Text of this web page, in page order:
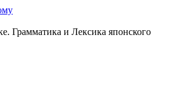
Грамматика и Лексика японского